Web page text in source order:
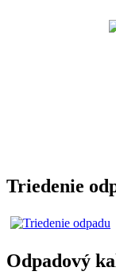
Triedenie
Odpadový